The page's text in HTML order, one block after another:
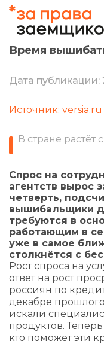
Время
Дата публикации:
Источник: versia.ru
В стране растёт
Спрос на
агентств вырос
четверть,
вышибальщики
требуются в
работающим в
уже в самое
столкнётся с
Рост спроса на
ответ на рост
россиян по
декабре
искали
продуктов.
кто поможет эти